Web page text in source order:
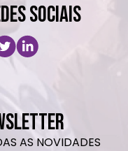
SOCIAIS
AS NOVIDADES